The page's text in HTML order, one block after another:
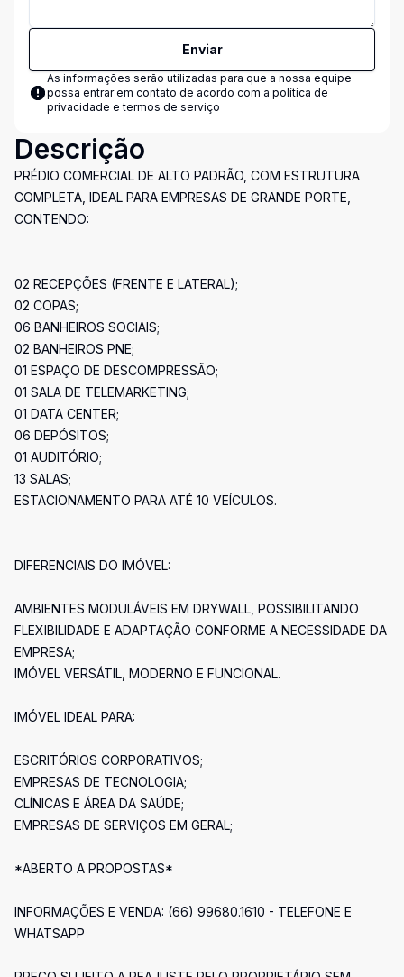
Enviar
As informações serão utilizadas para que a nossa equipe
possa entrar em contato de acordo com a política de
privacidade e termos de serviço
Descrição
PRÉDIO COMERCIAL DE ALTO PADRÃO, COM ESTRUTURA
COMPLETA, IDEAL PARA EMPRESAS DE GRANDE PORTE,
CONTENDO:
02 RECEPÇÕES (FRENTE E LATERAL);
02 COPAS;
06 BANHEIROS SOCIAIS;
02 BANHEIROS PNE;
01 ESPAÇO DE DESCOMPRESSÃO;
01 SALA DE TELEMARKETING;
01 DATA CENTER;
06 DEPÓSITOS;
01 AUDITÓRIO;
13 SALAS;
ESTACIONAMENTO PARA ATÉ 10 VEÍCULOS.
DIFERENCIAIS DO IMÓVEL:
AMBIENTES MODULÁVEIS EM DRYWALL, POSSIBILITANDO
FLEXIBILIDADE E ADAPTAÇÃO CONFORME A NECESSIDADE DA
EMPRESA;
IMÓVEL VERSÁTIL, MODERNO E FUNCIONAL.
IMÓVEL IDEAL PARA:
ESCRITÓRIOS CORPORATIVOS;
EMPRESAS DE TECNOLOGIA;
CLÍNICAS E ÁREA DA SAÚDE;
EMPRESAS DE SERVIÇOS EM GERAL;
*ABERTO A PROPOSTAS*
INFORMAÇÕES E VENDA: (66) 99680.1610 - TELEFONE E
WHATSAPP